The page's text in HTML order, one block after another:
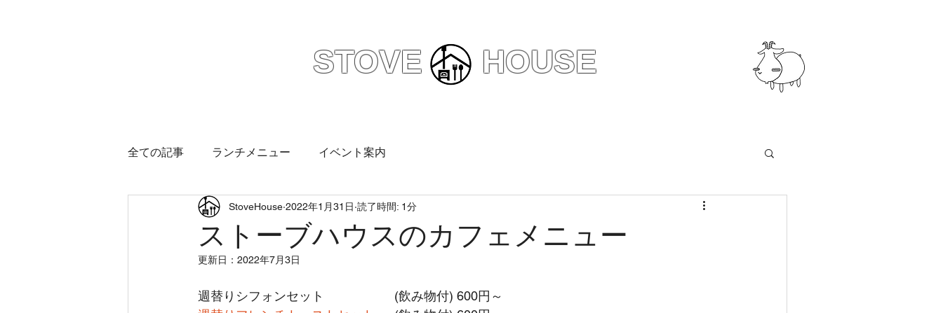
STOVE HOUSE
全ての記事 ランチメニュー イベント案内
ストーブハウスのカフェメニュー
StoveHouse 2022年1月31日 読了時間: 1分
更新日： 2022年7月3日
週替りシフォンセット
			(飲み物付) 600円～